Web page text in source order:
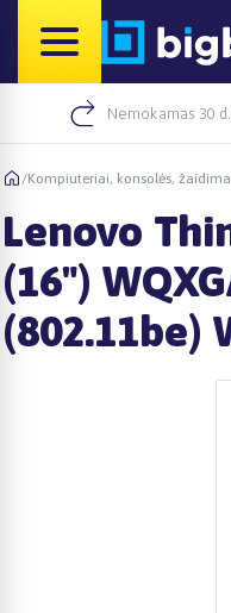
Nemokamas 30
/Kompiuteriai, konsolės,
Lenovo
(16")
(802.11be)